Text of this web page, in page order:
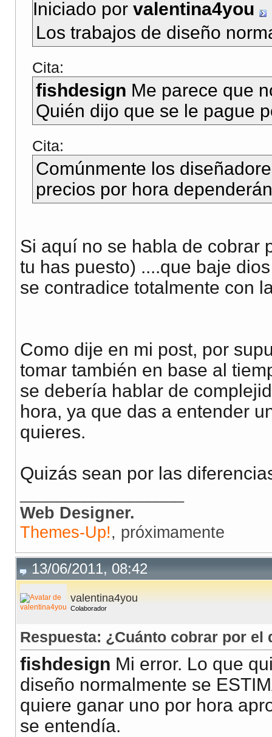
Iniciado por valentina4you
Los trabajos de diseño
Cita:
fishdesign Me parece que
Quién dijo que se le pague
Cita:
Comúnmente los
precios por hora
Si aquí no se habla de cobrar
tu has puesto) ....que baje
se contradice totalmente con
Como dije en mi post, por
tomar también en base al
se debería hablar de
hora, ya que das a entender
quieres.
Quizás sean por las
Web Designer.
Themes-Up!, próximamente
13/06/2011, 08:42
valentina4you
Colaborador
Respuesta: ¿Cuánto cobrar por
fishdesign Mi error. Lo que
diseño normalmente se
quiere ganar uno por hora
se entendía.